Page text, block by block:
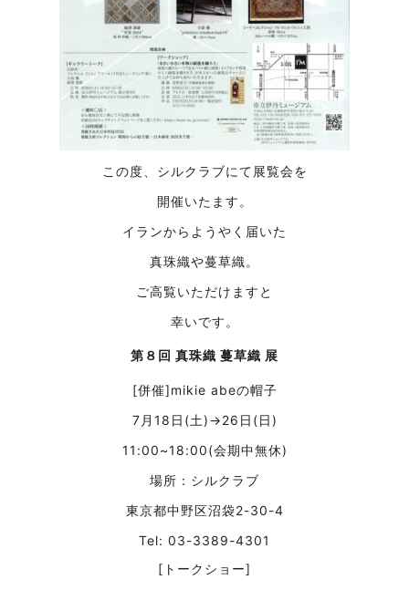
この度、シルクラブにて展覧会を
開催いたます。
イランからようやく届いた
真珠織や蔓草織。
ご高覧いただけますと
幸いです。
第８回 真珠織 蔓草織 展
[併催]mikie abeの帽子
7月18日(土)→26日(日)
11:00~18:00(会期中無休)
場所：シルクラブ
東京都中野区沼袋2-30-4
Tel: 03-3389-4301
[トークショー]